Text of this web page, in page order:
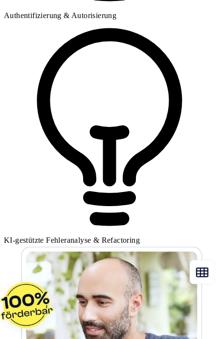
Authentifizierung & Autorisierung
KI-gestützte Fehleranalyse & Refactoring